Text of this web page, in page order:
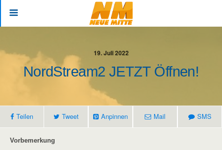
19. Juli 2022
NordStream2 JETZT Öffnen!
Teilen Tweet Anpinnen Mail SMS
Vorbemerkung